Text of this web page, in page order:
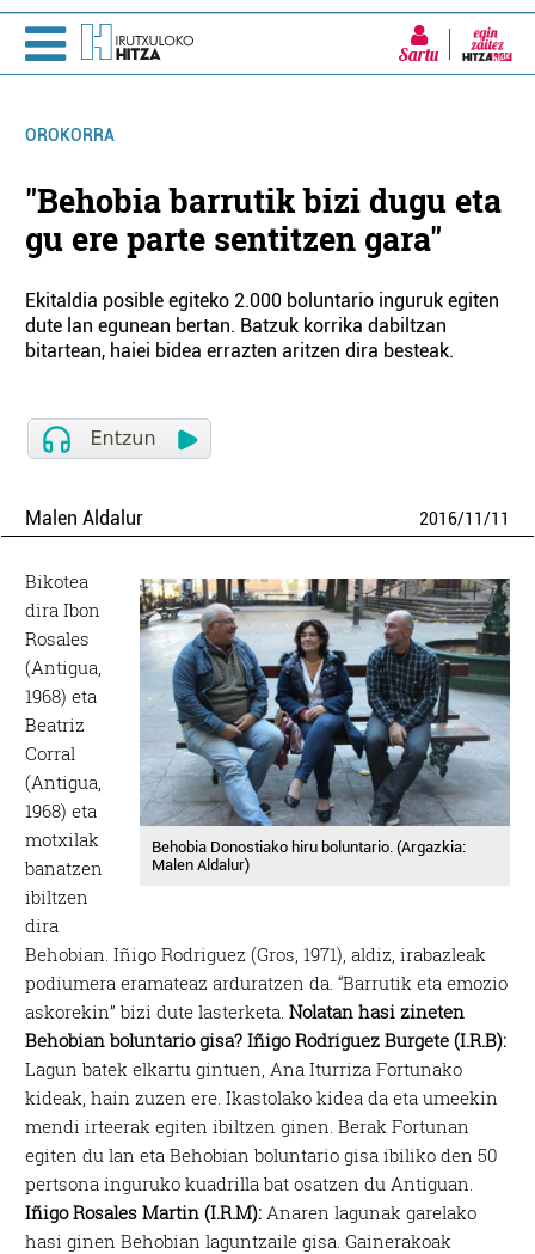
Sartu
OROKORRA
"Behobia barrutik bizi dugu eta
gu ere parte sentitzen gara"
Ekitaldia posible egiteko 2.000 boluntario inguruk egiten
dute lan egunean bertan. Batzuk korrika dabiltzan
bitartean, haiei bidea errazten aritzen dira besteak.
Malen Aldalur 2016/11/11
Behobia Donostiako hiru boluntario. (Argazkia:
Malen Aldalur)
Bikotea
dira Ibon
Rosales
(Antigua,
1968) eta
Beatriz
Corral
(Antigua,
1968) eta
motxilak
banatzen
ibiltzen
dira
Behobian. Iñigo Rodriguez (Gros, 1971), aldiz, irabazleak
podiumera eramateaz arduratzen da. “Barrutik eta emozio
askorekin” bizi dute lasterketa.Nolatan hasi zineten
Behobian boluntario gisa? Iñigo Rodriguez Burgete (I.R.B):
Lagun batek elkartu gintuen, Ana Iturriza Fortunako
kideak, hain zuzen ere. Ikastolako kidea da eta umeekin
mendi irteerak egiten ibiltzen ginen. Berak Fortunan
egiten du lan eta Behobian boluntario gisa ibiliko den 50
pertsona inguruko kuadrilla bat osatzen du Antiguan.
Iñigo Rosales Martin (I.R.M): Anaren lagunak garelako
hasi ginen Behobian laguntzaile gisa. Gainerakoak